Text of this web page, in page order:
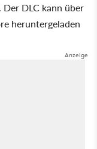
DLC kann über
heruntergeladen